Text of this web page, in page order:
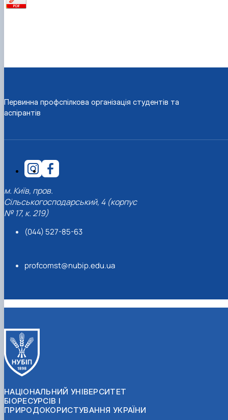
Первинна профспілкова організація студентів та
аспірантів
м. Київ, пров.
Сільськогосподарський, 4 (корпус
№ 17, к. 219)
(044) 527-85-63
profcomst@nubip.edu.ua
НАЦІОНАЛЬНИЙ УНІВЕРСИТЕТ
БІОРЕСУРСІВ І
ПРИРОДОКОРИСТУВАННЯ УКРАЇНИ